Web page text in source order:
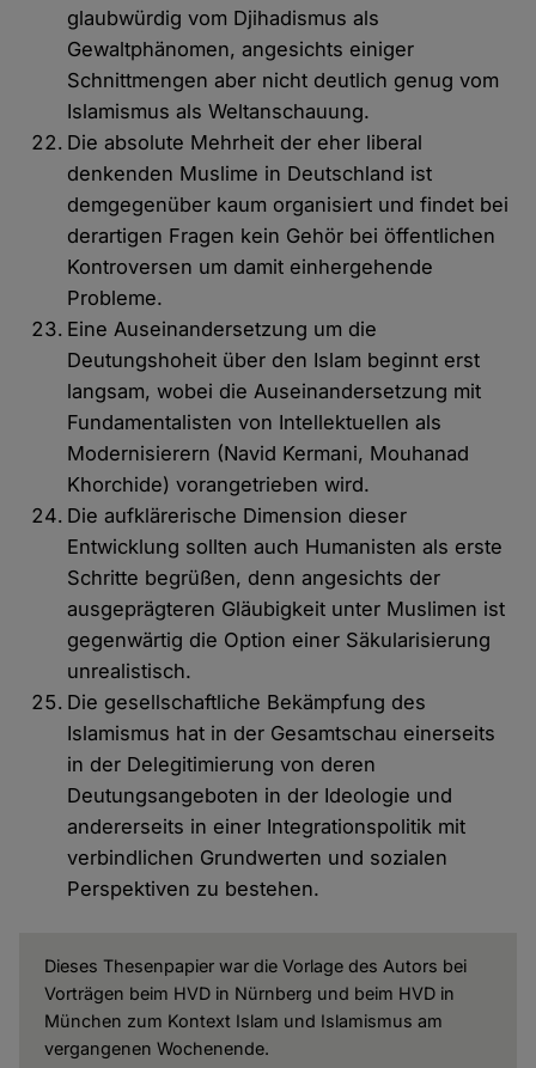
glaubwürdig vom Djihadismus als
Gewaltphänomen, angesichts einiger
Schnittmengen aber nicht deutlich genug vom
Islamismus als Weltanschauung.
Die absolute Mehrheit der eher liberal
denkenden Muslime in Deutschland ist
demgegenüber kaum organisiert und findet bei
derartigen Fragen kein Gehör bei öffentlichen
Kontroversen um damit einhergehende
Probleme.
Eine Auseinandersetzung um die
Deutungshoheit über den Islam beginnt erst
langsam, wobei die Auseinandersetzung mit
Fundamentalisten von Intellektuellen als
Modernisierern (Navid Kermani, Mouhanad
Khorchide) vorangetrieben wird.
Die aufklärerische Dimension dieser
Entwicklung sollten auch Humanisten als erste
Schritte begrüßen, denn angesichts der
ausgeprägteren Gläubigkeit unter Muslimen ist
gegenwärtig die Option einer Säkularisierung
unrealistisch.
Die gesellschaftliche Bekämpfung des
Islamismus hat in der Gesamtschau einerseits
in der Delegitimierung von deren
Deutungsangeboten in der Ideologie und
andererseits in einer Integrationspolitik mit
verbindlichen Grundwerten und sozialen
Perspektiven zu bestehen.
Dieses Thesenpapier war die Vorlage des Autors bei
Vorträgen beim HVD in Nürnberg und beim HVD in
München zum Kontext Islam und Islamismus am
vergangenen Wochenende.